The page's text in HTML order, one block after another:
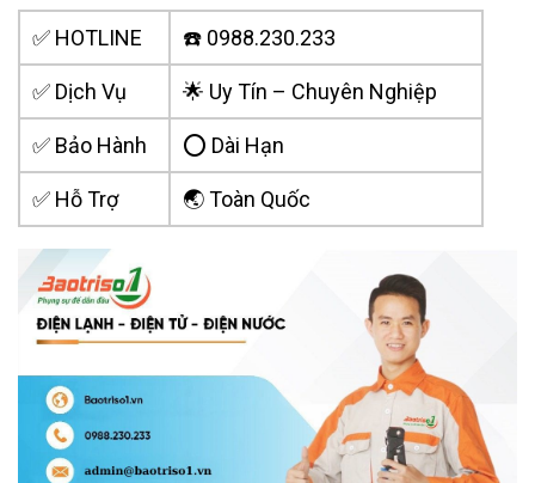
✅ HOTLINE ☎️ 0988.230.233
✅ Dịch Vụ 🌟 Uy Tín – Chuyên Nghiệp
✅ Bảo Hành ⭕ Dài Hạn
✅ Hỗ Trợ 🌏 Toàn Quốc